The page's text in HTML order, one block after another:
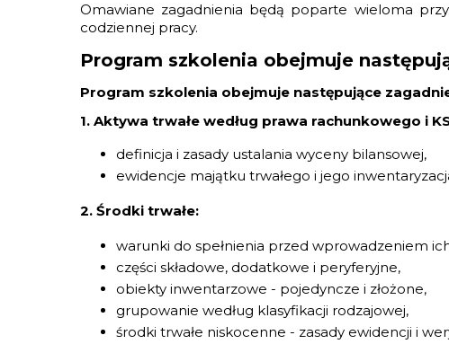
Omawiane zagadnienia będą poparte wieloma
codziennej pracy.
Program szkolenia obejmuje
Program szkolenia obejmuje następujące
1. Aktywa trwałe według prawa rachunkowego i
definicja i zasady ustalania wyceny bilansowej,
ewidencje majątku trwałego i jego
2. Środki trwałe:
warunki do spełnienia przed wprowadzeniem
części składowe, dodatkowe i peryferyjne,
obiekty inwentarzowe - pojedyncze i złożone,
grupowanie według klasyfikacji rodzajowej,
środki trwałe niskocenne - zasady ewidencji i